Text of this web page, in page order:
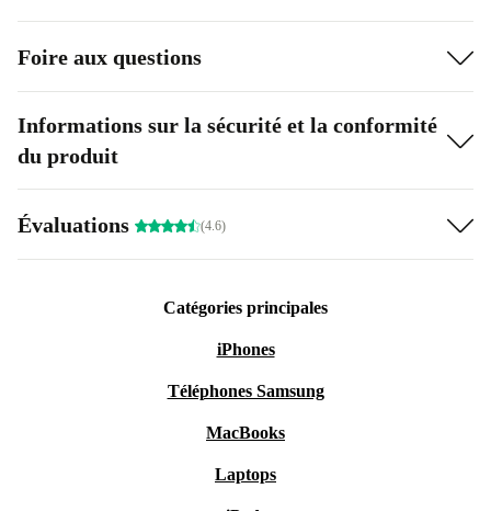
Foire aux questions
Informations sur la sécurité et la conformité
du produit
Évaluations (4.6)
Catégories principales
iPhones
Téléphones Samsung
MacBooks
Laptops